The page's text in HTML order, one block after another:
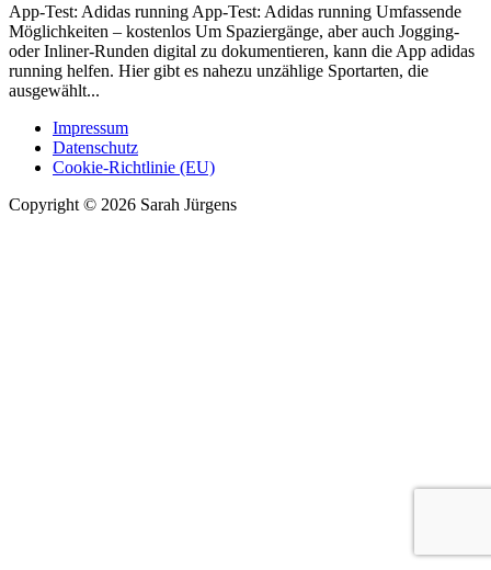
App-Test: Adidas running App-Test: Adidas running Umfassende
Möglichkeiten – kostenlos Um Spaziergänge, aber auch Jogging-
oder Inliner-Runden digital zu dokumentieren, kann die App adidas
running helfen. Hier gibt es nahezu unzählige Sportarten, die
ausgewählt...
Impressum
Datenschutz
Cookie-Richtlinie (EU)
Copyright © 2026 Sarah Jürgens